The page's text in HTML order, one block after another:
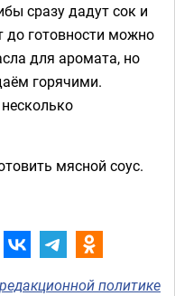
сразу дадут сок и
до готовности можно
для аромата, но
горячими.
мясной соус.
редакционной политике